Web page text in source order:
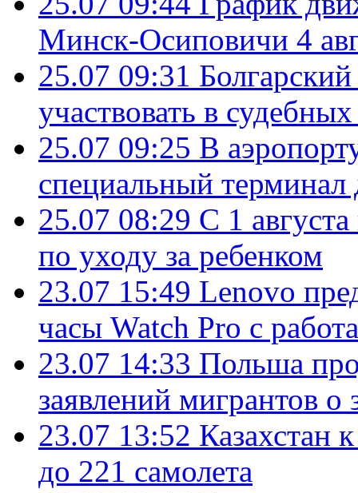
Минск-Осиповичи 4
25.07 09:31
участвовать в
25.07 09:25 В
специальный терминал
25.07 08:29 С 1
по уходу за ребенком
23.07 15:49 Lenovo
часы Watch Pro с
23.07 14:33 Польша
заявлений мигрантов
23.07 13:52 Казахстан
до 221 самолета